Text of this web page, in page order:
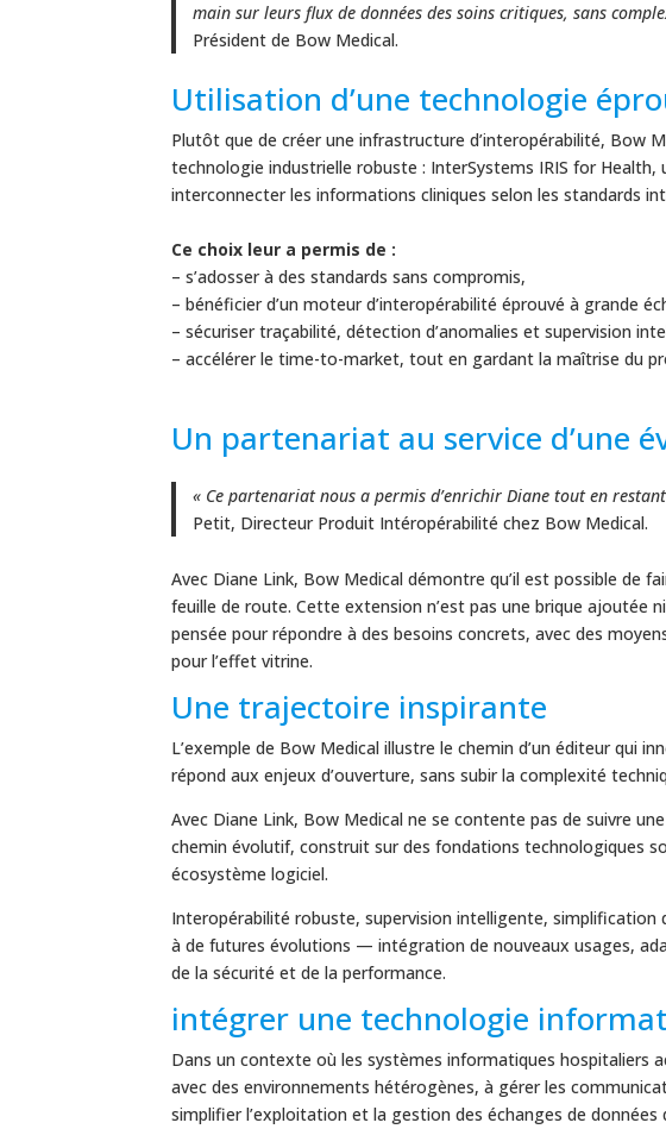
main sur leurs flux de données des soins critiques, sans
Président de Bow Medical.
Utilisation d’une technologie
Plutôt que de créer une infrastructure d’interopérabilité, Bow
technologie industrielle robuste : InterSystems IRIS for
interconnecter les informations cliniques selon les standards
Ce choix leur a permis de :
– s’adosser à des standards sans compromis,
– bénéficier d’un moteur d’interopérabilité éprouvé à grande
– sécuriser traçabilité, détection d’anomalies et supervision
– accélérer le time-to-market, tout en gardant la maîtrise du
Un partenariat au service d’une
« Ce partenariat nous a permis d’enrichir Diane tout en
Petit, Directeur Produit Intéropérabilité chez Bow Medical.
Avec Diane Link, Bow Medical démontre qu’il est possible de
feuille de route. Cette extension n’est pas une brique ajoutée
pensée pour répondre à des besoins concrets, avec des
pour l’effet vitrine.
Une trajectoire inspirante
L’exemple de Bow Medical illustre le chemin d’un éditeur qui
répond aux enjeux d’ouverture, sans subir la complexité
Avec Diane Link, Bow Medical ne se contente pas de suivre
chemin évolutif, construit sur des fondations technologiques
écosystème logiciel.
Interopérabilité robuste, supervision intelligente, simplification
à de futures évolutions — intégration de nouveaux usages,
de la sécurité et de la performance.
intégrer une technologie
Dans un contexte où les systèmes informatiques hospitaliers
avec des environnements hétérogènes, à gérer les
simplifier l’exploitation et la gestion des échanges de